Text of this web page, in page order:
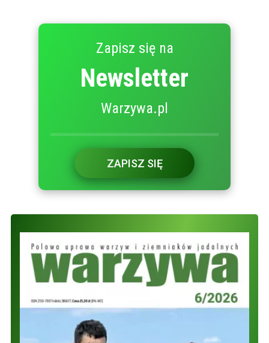
Zapisz się na
Newsletter
Warzywa.pl
ZAPISZ SIĘ